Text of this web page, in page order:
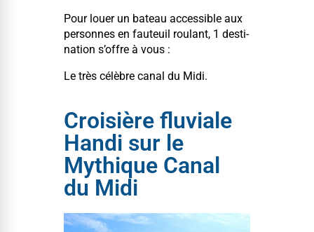
Pour louer un bateau acces­si­ble aux
per­son­nes en fau­teuil roulant, 1 des­ti­
na­tion s’offre à vous :
Le très célèbre canal du Midi.
Croisière fluviale
Handi sur le
Mythique Canal
du Midi